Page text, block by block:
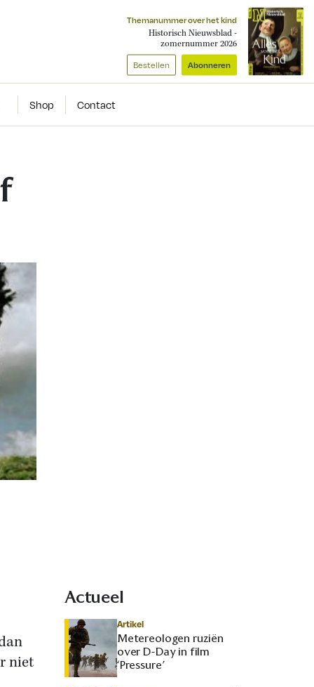
Themanummer over het kind
Historisch Nieuwsblad -
zomernummer 2026
Bestellen Abonneren
Shop Contact
niet
Actueel
Artikel
Metereologen ruziën
over D-Day in film
‘Pressure’